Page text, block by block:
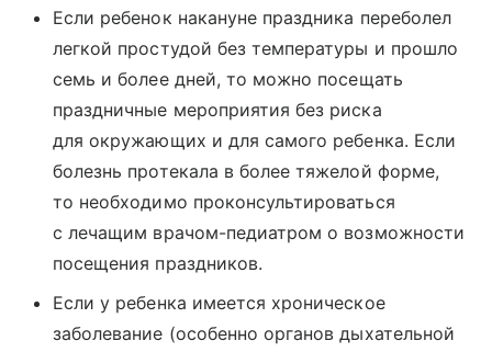
Если ребенок накануне праздника переболел
легкой простудой без температуры и прошло
семь и более дней, то можно посещать
праздничные мероприятия без риска
для окружающих и для самого ребенка. Если
болезнь протекала в более тяжелой форме,
то необходимо проконсультироваться
с лечащим врачом-педиатром о возможности
посещения праздников.
Если у ребенка имеется хроническое
заболевание (особенно органов дыхательной